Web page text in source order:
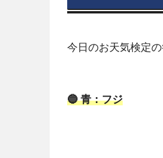
今日のお天気検定の
🔵 青：フジ